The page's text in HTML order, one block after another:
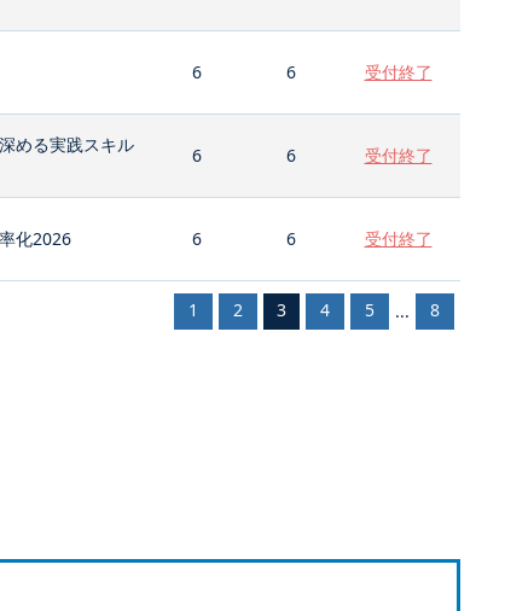
6 6 受付終了
める実践スキル
6 6 受付終了
化2026 6 6 受付終了
1 2 3 4 5 ... 8